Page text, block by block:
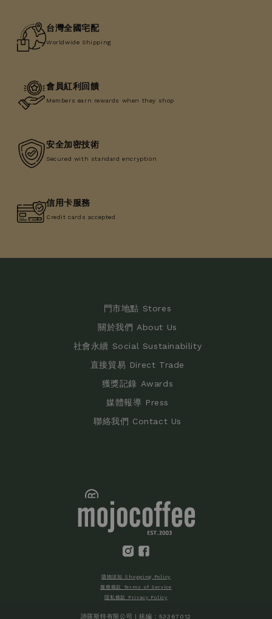
台灣全國宅配
Worldwide Shipping
會員紅利回饋
Members earn rewards when they shop
安全加密技術
Secured with standard encryption
信用卡服務
Credit cards accepted
門市地點 Stores
關於我們 About Us
社會永續 Social Sustainability
直接貿易 Direct Trade
獲獎記錄 Awards
媒體報導 Press
聯絡我們 Contact Us
購物須知 Shopping Policy
服務條款 Terms of Service
隱私條款 Privacy Policy
諦羅斯特有限公司 | 統編：53367012